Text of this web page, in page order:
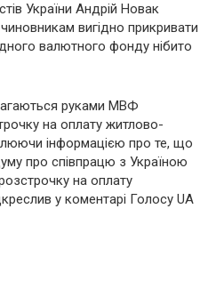
України Андрій Новак
вигідно прикривати
валютного фонду нібито
руками МВФ
на оплату житлово-
інформацією про те, що
про співпрацю з Україною
на оплату
у коментарі Голосу UA